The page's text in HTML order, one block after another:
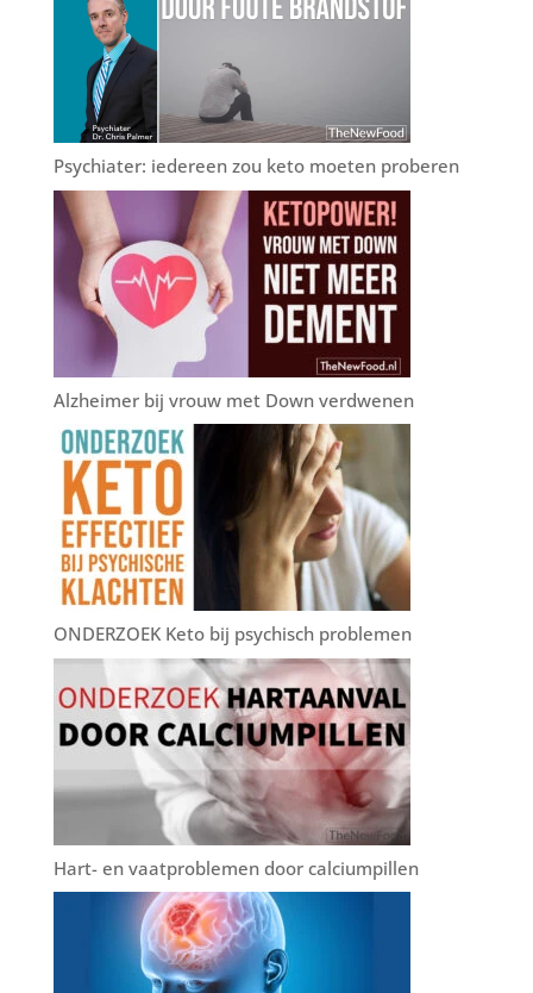
Psychiater: iedereen zou keto moeten proberen
Alzheimer bij vrouw met Down verdwenen
ONDERZOEK Keto bij psychisch problemen
Hart- en vaatproblemen door calciumpillen